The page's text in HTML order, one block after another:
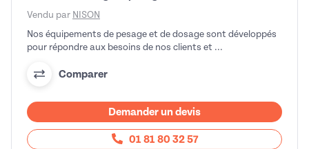
Vendu par NISON
Nos équipements de pesage et de dosage sont développés
pour répondre aux besoins de nos clients et ...
Comparer
Demander un devis
01 81 80 32 57